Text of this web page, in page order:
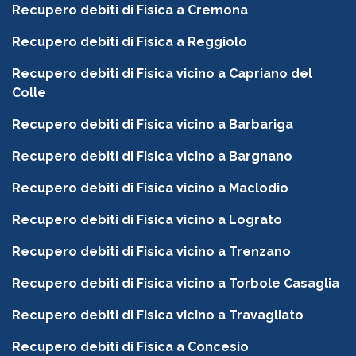
Recupero debiti di Fisica a Cremona
Recupero debiti di Fisica a Reggiolo
Recupero debiti di Fisica vicino a Capriano del
Colle
Recupero debiti di Fisica vicino a Barbariga
Recupero debiti di Fisica vicino a Bargnano
Recupero debiti di Fisica vicino a Maclodio
Recupero debiti di Fisica vicino a Lograto
Recupero debiti di Fisica vicino a Trenzano
Recupero debiti di Fisica vicino a Torbole Casaglia
Recupero debiti di Fisica vicino a Travagliato
Recupero debiti di Fisica a Concesio